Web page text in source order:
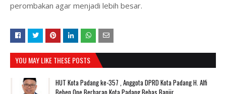
perombakan agar menjadi lebih besar.
YOU MAY LIKE THESE POSTS
HUT Kota Padang ke-357 , Anggota DPRD Kota Padang H. Alfi
Beben One Berharap Kota Padang Bebas Banjir